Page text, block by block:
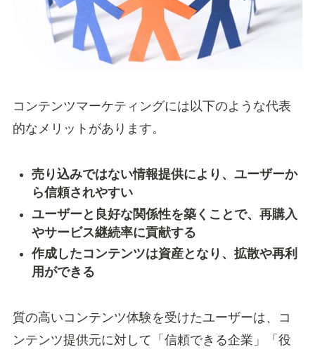
コンテンツマーケティングには以下のような代表
的なメリットがあります。
売り込みではない情報提供により、ユーザーか
ら信頼されやすい
ユーザーと良好な関係性を築くことで、再購入
やサービス継続率に貢献する
作成したコンテンツは資産となり、拡散や再利
用ができる
質の高いコンテンツ体験を受けたユーザーは、コ
ンテンツ提供元に対して「信頼できる企業」「役